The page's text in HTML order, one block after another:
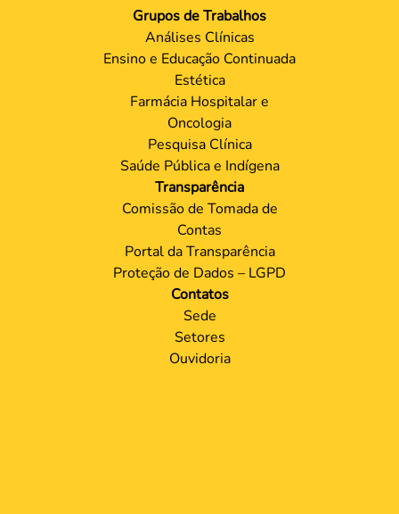
Grupos de Trabalhos
Análises Clínicas
Ensino e Educação Continuada
Estética
Farmácia Hospitalar e
Oncologia
Pesquisa Clínica
Saúde Pública e Indígena
Transparência
Comissão de Tomada de
Contas
Portal da Transparência
Proteção de Dados – LGPD
Contatos
Sede
Setores
Ouvidoria